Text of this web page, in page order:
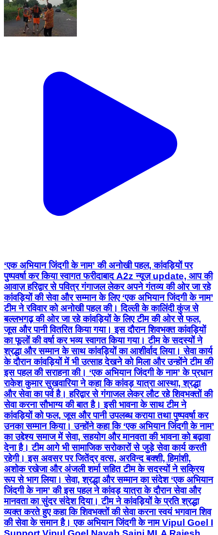
‘एक अभियान जिंदगी के नाम’ की अनोखी पहल, कांवड़ियों पर
पुष्पवर्षा कर किया स्वागत फरीदाबाद A2z न्यूज़ update, आप की
आवाज़ हरिद्वार से पवित्र गंगाजल लेकर अपने गंतव्य की ओर जा रहे
कांवड़ियों की सेवा और सम्मान के लिए ‘एक अभियान जिंदगी के नाम’
टीम ने रविवार को अनोखी पहल की। दिल्ली के कालिंदी कुंज से
बल्लभगढ़ की ओर जा रहे कांवड़ियों के लिए टीम की ओर से फल,
जूस और पानी वितरित किया गया। इस दौरान शिवभक्त कांवड़ियों
का फूलों की वर्षा कर भव्य स्वागत किया गया। टीम के सदस्यों ने
श्रद्धा और सम्मान के साथ कांवड़ियों का आशीर्वाद लिया। सेवा कार्य
के दौरान कांवड़ियों में भी उत्साह देखने को मिला और उन्होंने टीम की
इस पहल की सराहना की। ‘एक अभियान जिंदगी के नाम’ के प्रधान
राकेश कुमार सुखवारिया ने कहा कि कांवड़ यात्रा आस्था, श्रद्धा
और सेवा का पर्व है। हरिद्वार से गंगाजल लेकर लौट रहे शिवभक्तों की
सेवा करना सौभाग्य की बात है। इसी भावना के साथ टीम ने
कांवड़ियों को फल, जूस और पानी उपलब्ध कराया तथा पुष्पवर्षा कर
उनका सम्मान किया। उन्होंने कहा कि ‘एक अभियान जिंदगी के नाम’
का उद्देश्य समाज में सेवा, सहयोग और मानवता की भावना को बढ़ावा
देना है। टीम आगे भी सामाजिक सरोकारों से जुड़े सेवा कार्य करती
रहेगी। इस अवसर पर जितेंद्र वत्स, अरविन्द बक्शी, हिमांशी,
अशोक रखेजा और अंजली शर्मा सहित टीम के सदस्यों ने सक्रिय
रूप से भाग लिया। सेवा, श्रद्धा और सम्मान का संदेश ‘एक अभियान
जिंदगी के नाम’ की इस पहल ने कांवड़ यात्रा के दौरान सेवा और
मानवता का सुंदर संदेश दिया। टीम ने कांवड़ियों के प्रति श्रद्धा
व्यक्त करते हुए कहा कि शिवभक्तों की सेवा करना स्वयं भगवान शिव
की सेवा के समान है। एक अभियान जिंदगी के नाम Vipul Goel I